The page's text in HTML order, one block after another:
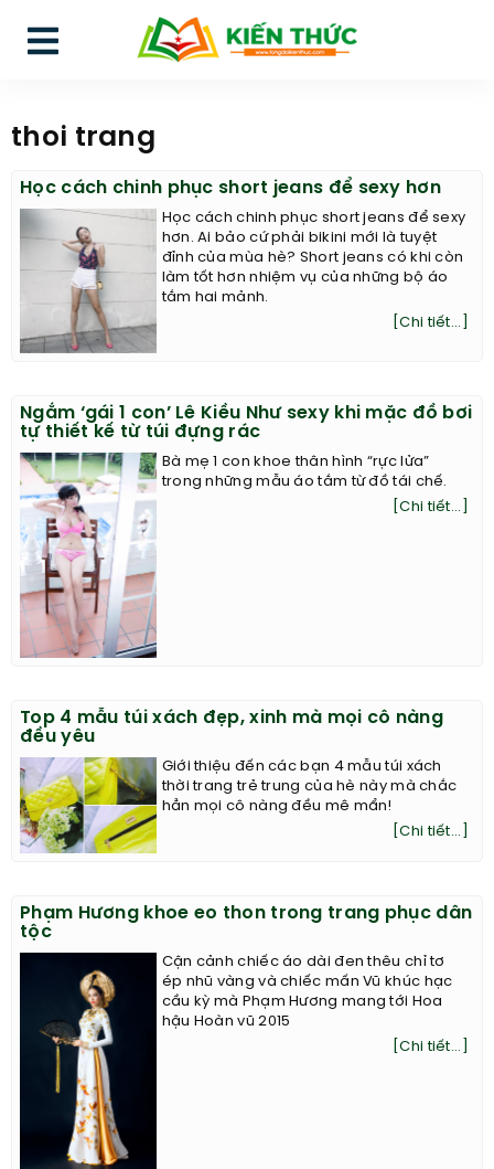
thoi trang
Học cách chinh phục short jeans để sexy hơn
Học cách chinh phục short jeans để sexy
hơn. Ai bảo cứ phải bikini mới là tuyệt
đỉnh của mùa hè? Short jeans có khi còn
làm tốt hơn nhiệm vụ của những bộ áo
tắm hai mảnh.
[Chi tiết...]
Ngắm ‘gái 1 con’ Lê Kiều Như sexy khi mặc đồ bơi
tự thiết kế từ túi đựng rác
Bà mẹ 1 con khoe thân hình “rực lửa”
trong những mẫu áo tắm từ đồ tái chế.
[Chi tiết...]
Top 4 mẫu túi xách đẹp, xinh mà mọi cô nàng
đều yêu
Giới thiệu đến các bạn 4 mẫu túi xách
thời trang trẻ trung của hè này mà chắc
hẳn mọi cô nàng đều mê mẩn!
[Chi tiết...]
Phạm Hương khoe eo thon trong trang phục dân
tộc
Cận cảnh chiếc áo dài đen thêu chỉ tơ
ép nhũ vàng và chiếc mấn Vũ khúc hạc
cầu kỳ mà Phạm Hương mang tới Hoa
hậu Hoàn vũ 2015
[Chi tiết...]